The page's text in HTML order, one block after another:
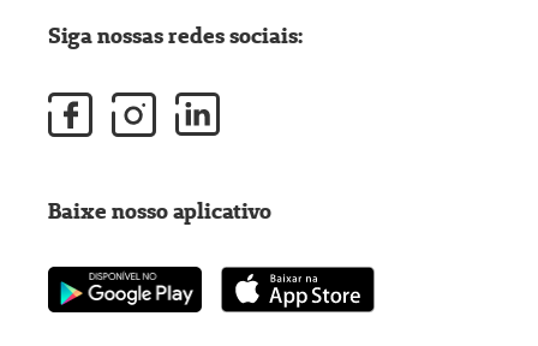
Siga nossas redes sociais:
Baixe nosso aplicativo